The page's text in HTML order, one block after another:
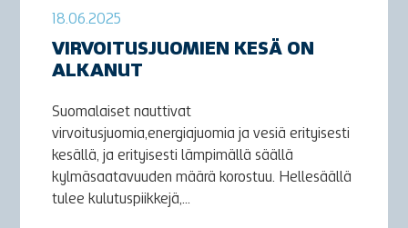
18.06.2025
VIRVOITUSJUOMIEN KESÄ ON
ALKANUT
Suomalaiset nauttivat
virvoitusjuomia,energiajuomia ja vesiä erityisesti
kesällä, ja erityisesti lämpimällä säällä
kylmäsaatavuuden määrä korostuu. Hellesäällä
tulee kulutuspiikkejä,...